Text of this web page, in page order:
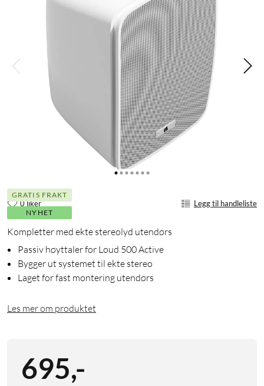
GRATIS FRAKT
NYHET
0 liker Legg til handleliste
Kompletter med ekte stereolyd utendørs
Passiv høyttaler for Loud 500 Active
Bygger ut systemet til ekte stereo
Laget for fast montering utendørs
Les mer om produktet
695,-